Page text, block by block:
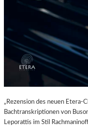
„Rezension des neuen
Bachtranskriptionen von
Leporattis im Stil